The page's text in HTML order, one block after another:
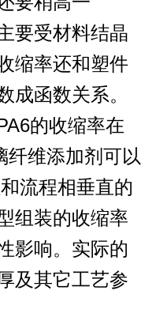
要受材料结晶
缩率还和塑件
成函数关系。
的收缩率在
纤维添加剂可以
流程相垂直的
组装的收缩率
影响。实际的
及其它工艺参